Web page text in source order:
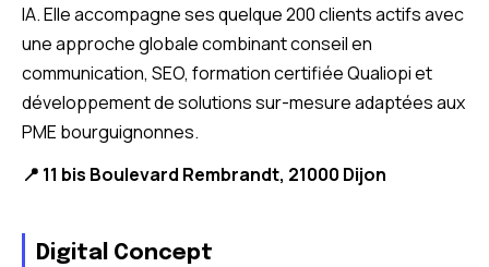
IA. Elle accompagne ses quelque 200 clients actifs avec
une approche globale combinant conseil en
communication, SEO, formation certifiée Qualiopi et
développement de solutions sur-mesure adaptées aux
PME bourguignonnes.
📍 11 bis Boulevard Rembrandt, 21000 Dijon
Digital Concept